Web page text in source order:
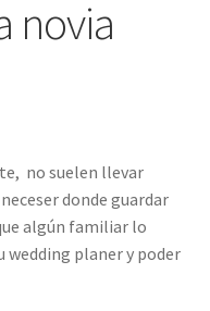
novia
no suelen llevar
donde guardar
algún familiar lo
wedding planer y poder